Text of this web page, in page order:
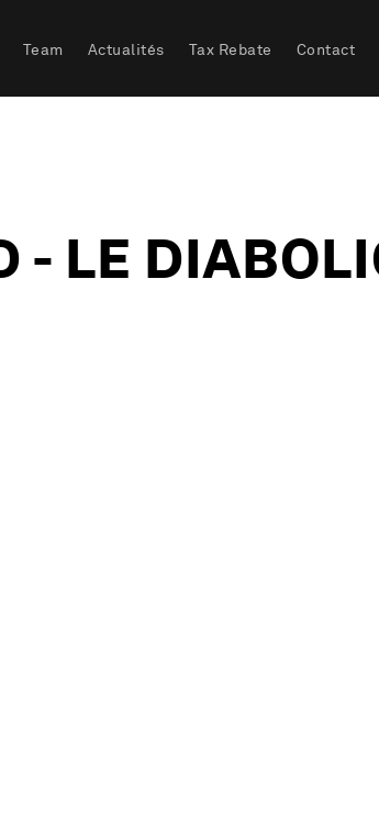
Team Actualités Tax Rebate Contact
- LE